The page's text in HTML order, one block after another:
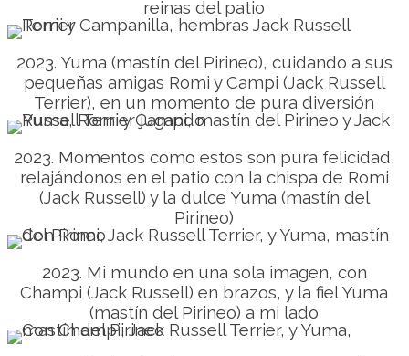
reinas del patio
2023. Yuma (mastín del Pirineo), cuidando a sus
pequeñas amigas Romi y Campi (Jack Russell
Terrier), en un momento de pura diversión
2023. Momentos como estos son pura felicidad,
relajándonos en el patio con la chispa de Romi
(Jack Russell) y la dulce Yuma (mastín del
Pirineo)
2023. Mi mundo en una sola imagen, con
Champi (Jack Russell) en brazos, y la fiel Yuma
(mastín del Pirineo) a mi lado